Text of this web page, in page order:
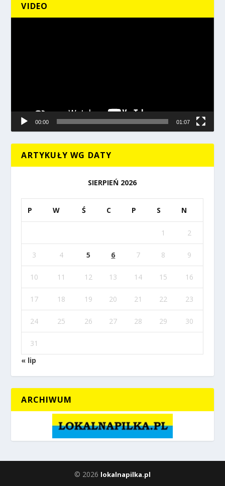
VIDEO
00:00 01:07
ARTYKUŁY WG DATY
SIERPIEŃ 2026
P W Ś C P S N
1 2
3 4 5 6 7 8 9
10 11 12 13 14 15 16
17 18 19 20 21 22 23
24 25 26 27 28 29 30
31
« lip
ARCHIWUM
© 2026 lokalnapilka.pl